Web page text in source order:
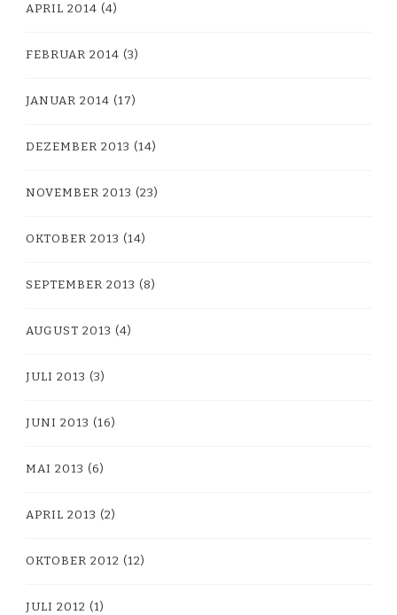
APRIL 2014 (4)
FEBRUAR 2014 (3)
JANUAR 2014 (17)
DEZEMBER 2013 (14)
NOVEMBER 2013 (23)
OKTOBER 2013 (14)
SEPTEMBER 2013 (8)
AUGUST 2013 (4)
JULI 2013 (3)
JUNI 2013 (16)
MAI 2013 (6)
APRIL 2013 (2)
OKTOBER 2012 (12)
JULI 2012 (1)